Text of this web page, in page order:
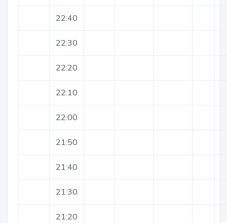
22:40
22:30
22:20
22:10
22:00
21:50
21:40
21:30
21:20